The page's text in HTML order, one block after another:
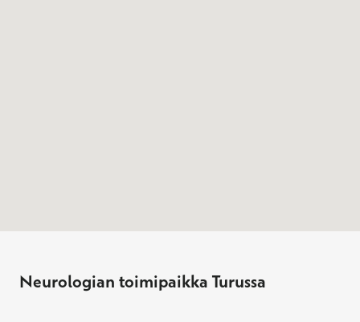
Neurologian toimipaikka Turussa